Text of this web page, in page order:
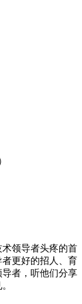
领导者头疼的首
更好的招人、育
者，听他们分享